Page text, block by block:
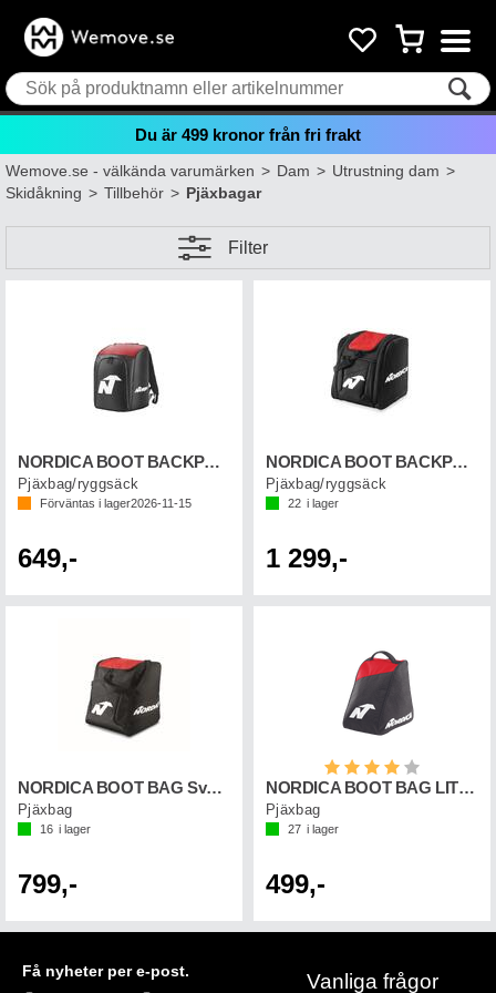
Du är 499 kronor från fri frakt
Wemove.se - välkända varumärken>Dam>Utrustning dam>
Skidåkning>Tillbehör>Pjäxbagar
Filter
NORDICA BOOT BACKPACK LITE Svart/Röd
Pjäxbag/ryggsäck
Förväntas i lager2026-11-15
649,-
NORDICA BOOT BACKPACK Svart/Röd
Pjäxbag/ryggsäck
22 i lager
1 299,-
NORDICA BOOT BAG Svart/Röd
Pjäxbag
16 i lager
799,-
Betyg:
NORDICA BOOT BAG LITE Svart/Röd
Pjäxbag
27 i lager
499,-
Få nyheter per e-post.
Vanliga frågor